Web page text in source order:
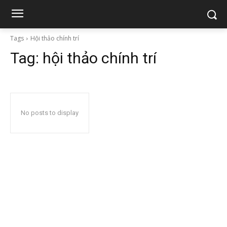
Tags Hội thảo chính trí
Tag: hội thảo chính trí
No posts to display